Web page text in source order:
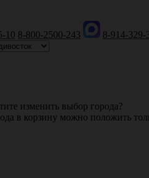
10 8-800-2500-243 8-914-329-
изменить выбор города?
в корзину можно положить